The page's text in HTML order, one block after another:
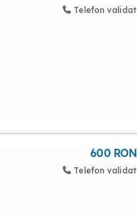
Telefon validat
600 RON
Telefon validat